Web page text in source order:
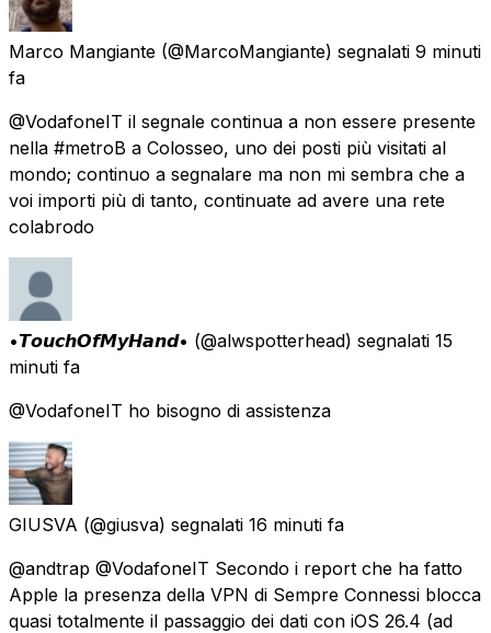
Marco Mangiante (@MarcoMangiante) segnalati 9 minuti
fa
@VodafoneIT il segnale continua a non essere presente
nella #metroB a Colosseo, uno dei posti più visitati al
mondo; continuo a segnalare ma non mi sembra che a
voi importi più di tanto, continuate ad avere una rete
colabrodo
•𝙏𝙤𝙪𝙘𝙝𝙊𝙛𝙈𝙮𝙃𝙖𝙣𝙙• (@alwspotterhead) segnalati 15
minuti fa
@VodafoneIT ho bisogno di assistenza
GIUSVA (@giusva) segnalati 16 minuti fa
@andtrap @VodafoneIT Secondo i report che ha fatto
Apple la presenza della VPN di Sempre Connessi blocca
quasi totalmente il passaggio dei dati con iOS 26.4 (ad